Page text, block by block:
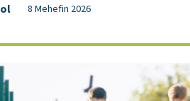
8 Mehefin 2026